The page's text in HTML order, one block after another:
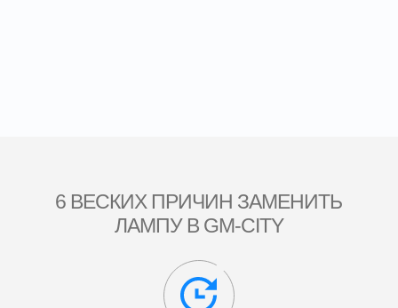
6 ВЕСКИХ ПРИЧИН ЗАМЕНИТЬ
ЛАМПУ В GM-CITY